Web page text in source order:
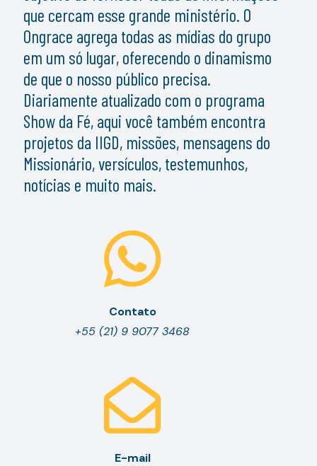
que cercam esse grande ministério. O
Ongrace agrega todas as mídias do grupo
em um só lugar, oferecendo o dinamismo
de que o nosso público precisa.
Diariamente atualizado com o programa
Show da Fé, aqui você também encontra
projetos da IIGD, missões, mensagens do
Missionário, versículos, testemunhos,
notícias e muito mais.
Contato
+55 (21) 9 9077 3468
E-mail